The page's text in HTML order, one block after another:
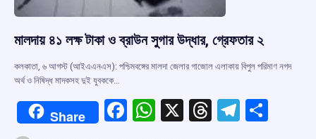
মালদায় ৪১ লক্ষ টাকা ও ব্রাউন সুগার উদ্ধার, গ্রেফতার ২
কলকাতা, ৬ আগস্ট (আইএএনএস): পশ্চিমবঙ্গের মালদা জেলার গাজোল এলাকায় বিপুল পরিমাণ নগদ
অর্থ ও নিষিদ্ধ মাদকসহ দুই যুবককে…
Share
F
W X
T
T